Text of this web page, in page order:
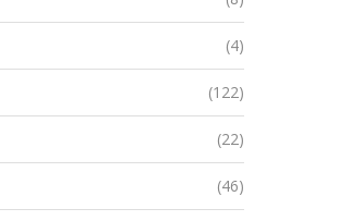
(4)
(122)
(22)
(46)